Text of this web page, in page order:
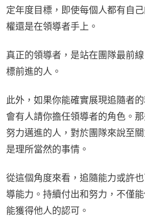
定年度目標，即使每個人都有自
權還是在領導者手上。
真正的領導者，是站在團隊最前
標前進的人。
此外，如果你能確實展現追隨者
會有人請你擔任領導者的角色。
努力邁進的人，對於團隊來說至
是理所當然的事情。
從這個角度來看，追隨能力或許
導能力。持續付出和努力，不僅
能獲得他人的認可。